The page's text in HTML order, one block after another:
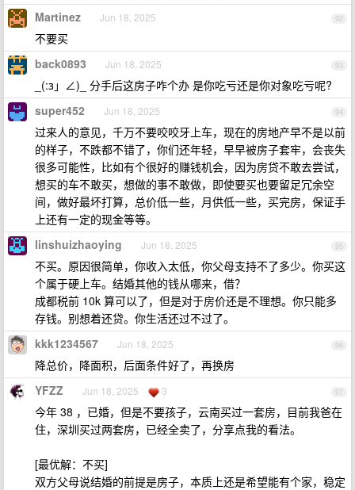
92
Martinez Jun 18, 2025
不要买
93
back0893 Jun 18, 2025
_(:з」∠)_ 分手后这房子咋个办 是你吃亏还是你对象吃亏呢?
94
super452 Jun 18, 2025
过来人的意见，千万不要咬咬牙上车，现在的房地产早不是以前
的样子，不跌都不错了，你们还年轻，早早被房子套牢，会丧失
很多可能性，比如有个很好的赚钱机会，因为房贷不敢去尝试，
想买的车不敢买，想做的事不敢做，即使要买也要留足冗余空
间，做好最坏打算，总价低一些，月供低一些，买完房，保证手
上还有一定的现金等等。
95
linshuizhaoying Jun 18, 2025
不买。原因很简单，你收入太低，你父母支持不了多少。你买这
个属于硬上车。结婚其他的钱从哪来，借？
成都税前 10k 算可以了，但是对于房价还是不理想。你只能多
存钱。别想着还贷。你生活还过不过了。
96
kkk1234567 Jun 18, 2025
降总价，降面积，后面条件好了，再换房
97
YFZZ Jun 18, 2025 3
今年 38 ，已婚，但是不要孩子，云南买过一套房，目前我爸在
住，深圳买过两套房，已经全卖了，分享点我的看法。
[最优解：不买]
双方父母说结婚的前提是房子，本质上还是希望能有个家，稳定